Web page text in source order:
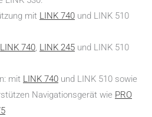
mit LINK 740 und LINK 510
LINK 740, LINK 245 und LINK 510
mit LINK 740 und LINK 510 sowie
Navigationsgerät wie PRO